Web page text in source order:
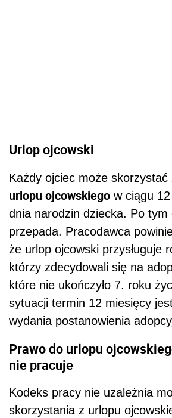
Urlop ojcowski
Każdy ojciec może skorzystać
urlopu ojcowskiego w ciągu
dnia narodzin dziecka. Po tym
przepada. Pracodawca
że urlop ojcowski przysługuje
którzy zdecydowali się na
które nie ukończyło 7. roku
sytuacji termin 12 miesięcy
wydania postanowienia
Prawo do urlopu
nie pracuje
Kodeks pracy nie uzależnia
skorzystania z urlopu